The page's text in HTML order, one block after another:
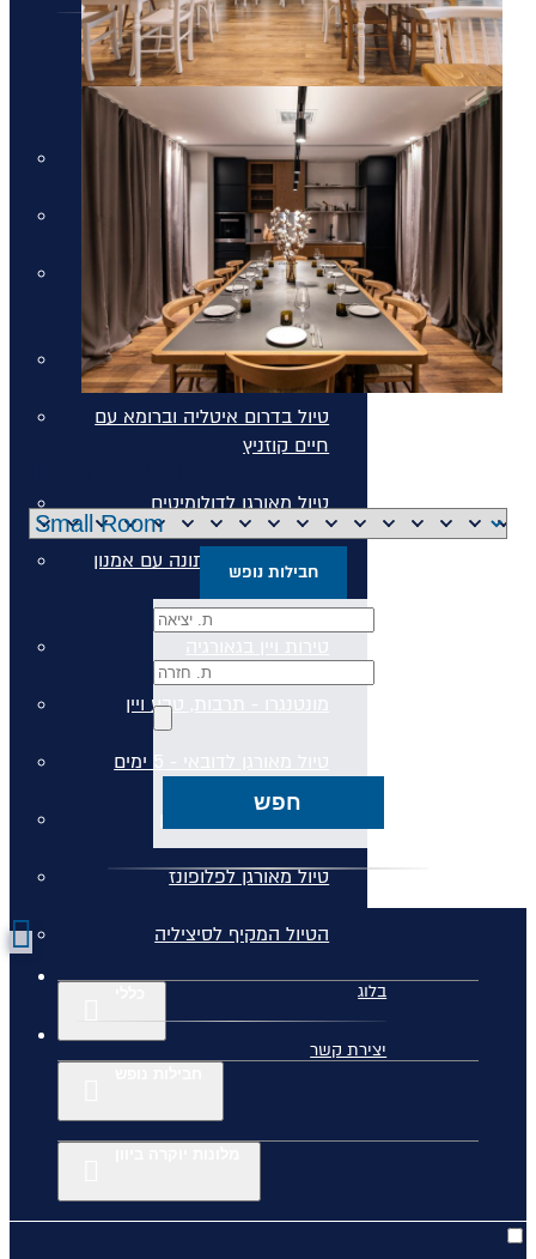
טיולים מאורגנים
טיולים מאורגנים
טיולי תמריץ
שייט יוקרתי על נהר הריין
התענוגות של רומא וטוסקנה עם
חיים קוזניץ
הכוכבים של יוון - סוכות
טיול בדרום איטליה וברומא עם
חיים קוזניץ
טיול מאורגן לדולומיטים
טיול טברנות באתונה עם אמנון
טירות ויין בגאורגיה
מונטנגרו - תרבות, טבע ויין
טיול מאורגן לדובאי - 5 ימים
טיול מאורגן לפלופונז
הטיול המקיף לסיציליה
בלוג
יצירת קשר
חבילות נופש
חפש